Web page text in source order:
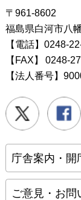
〒961-8602
福島県白河市八
【電話】0248-
【FAX】
0248-
【法人番号】
Twitter
庁舎案内・開
ご意見・お問